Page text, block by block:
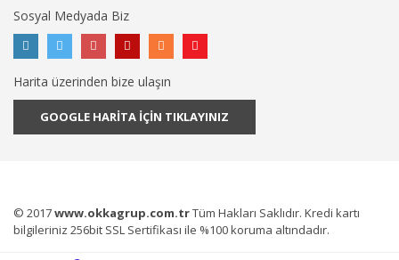
Sosyal Medyada Biz
Harita üzerinden bize ulaşın
GOOGLE HARİTA İÇİN TIKLAYINIZ
© 2017www.okkagrup.com.trTüm Hakları Saklıdır. Kredi kartı
bilgileriniz 256bit SSL Sertifikası ile %100 koruma altındadır.